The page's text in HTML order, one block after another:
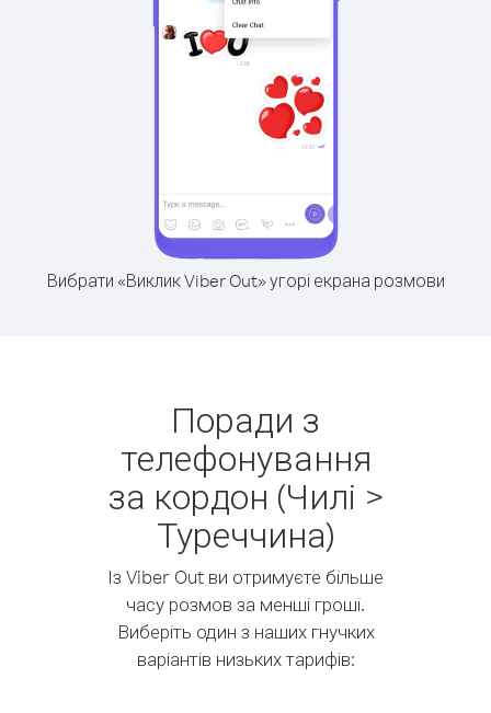
Вибрати «Виклик Viber Out» угорі екрана розмови
Поради з
телефонування
за кордон (Чилі >
Туреччина)
Із Viber Out ви отримуєте більше
часу розмов за менші гроші.
Виберіть один з наших гнучких
варіантів низьких тарифів: